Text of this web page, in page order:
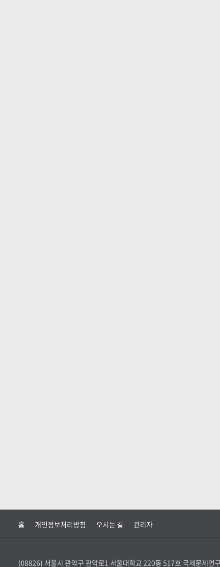
홈 개인정보처리방침 오시는 길 관리자
(08826) 서울시 관악구 관악로1 서울대학교 220동 517호 국제문제연